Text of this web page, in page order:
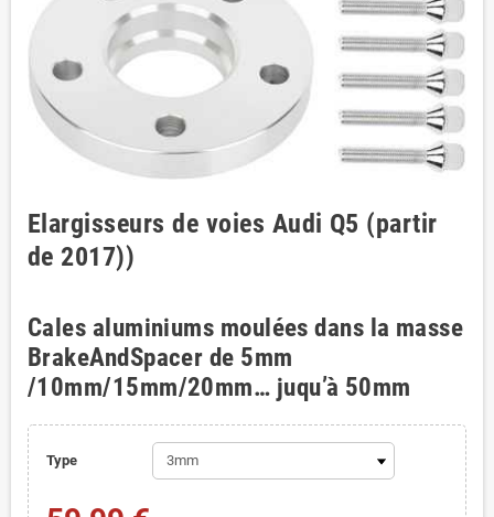
Elargisseurs de voies Audi Q5 (partir
de 2017))
Cales aluminiums moulées dans la masse
BrakeAndSpacer de 5mm
/10mm/15mm/20mm… juqu’à 50mm
Type